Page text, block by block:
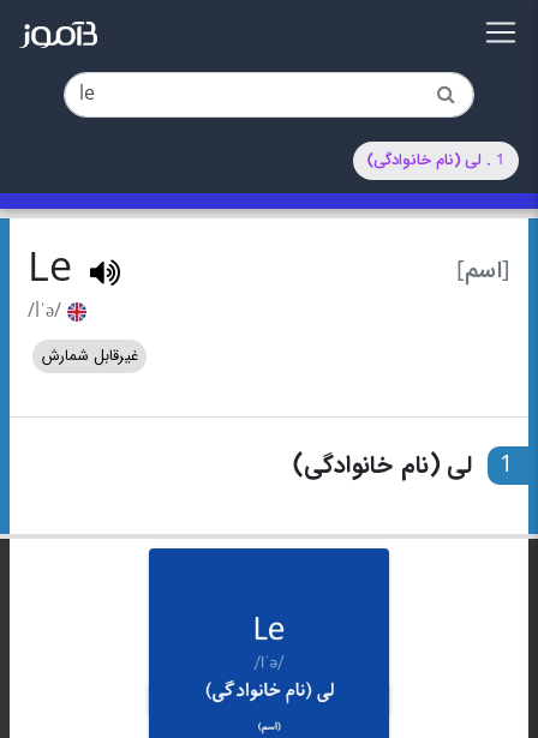
1 . لی (نام خانوادگی)
[اسم] Le
/lˈə/
غیرقابل شمارش
1 لی (نام خانوادگی)